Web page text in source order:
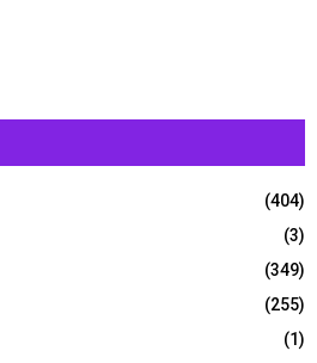
(404)
(3)
(349)
(255)
(1)